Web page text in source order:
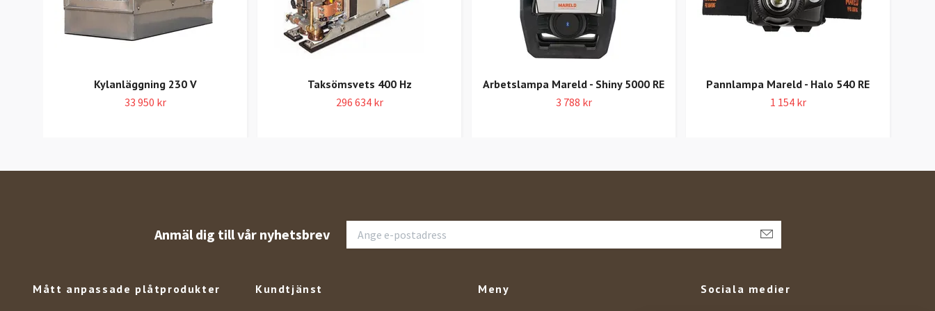
Kylanläggning 230 V
33 950 kr
Taksömsvets 400 Hz
296 634 kr
Arbetslampa Mareld - Shiny 5000 RE
3 788 kr
Pannlampa Mareld - Halo 540 RE
1 154 kr
Anmäl dig till vår nyhetsbrev
Mått anpassade plåtprodukter Kundtjänst Meny Sociala medier